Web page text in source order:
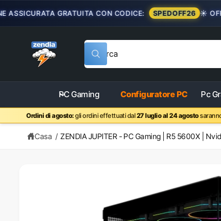
GRATUITA CON CODICE: SPEDOFF26 ☀️
Cerca nel nostro negozio
Cerca
PC Gaming Configuratore PC Pc
Ordini di agosto:gli ordini effettuati dal27 luglio al 24 agosto
Casa / ZENDIA JUPITER - PC Gaming | R5 5600X |